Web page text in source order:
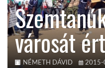
AUSZTRÁLIA
A VILÁG ITTHON
városát
NÉMETH DÁVID 2015-